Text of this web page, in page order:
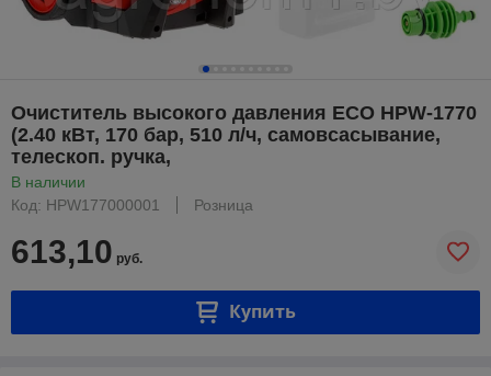
Очиститель высокого давления ECO HPW-1770
(2.40 кВт, 170 бар, 510 л/ч, самовсасывание,
телескоп. ручка,
В наличии
Код: HPW177000001
Розница
613,10 руб.
Купить